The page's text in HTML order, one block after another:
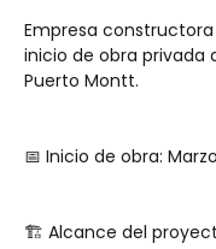
Empresa
inicio de obra privada
Puerto Montt.
📅 Inicio de obra: Marzo
🏗️ Alcance del